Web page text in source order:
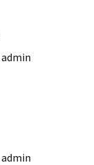
admin
admin